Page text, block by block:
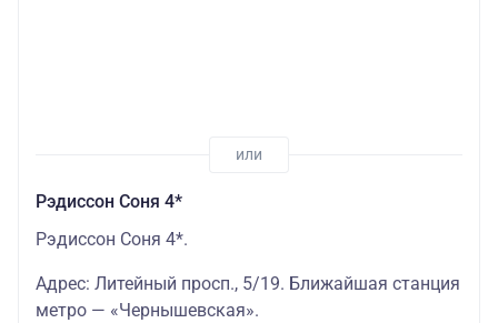
Рэдиссон Соня 4*
Рэдиссон Соня 4*.
Адрес: Литейный просп., 5/19. Ближайшая станция
метро — «Чернышевская».